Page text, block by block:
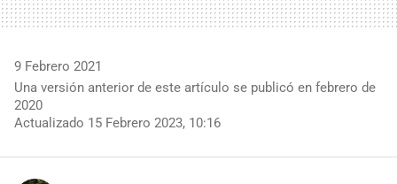
9 Febrero 2021
Una versión anterior de este artículo se publicó en febrero de
2020
Actualizado 15 Febrero 2023, 10:16